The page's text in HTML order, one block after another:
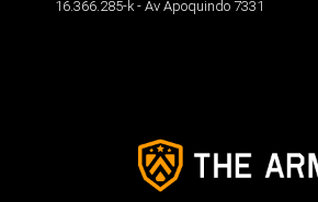
16.366.285-k - Av Apoquindo 7331